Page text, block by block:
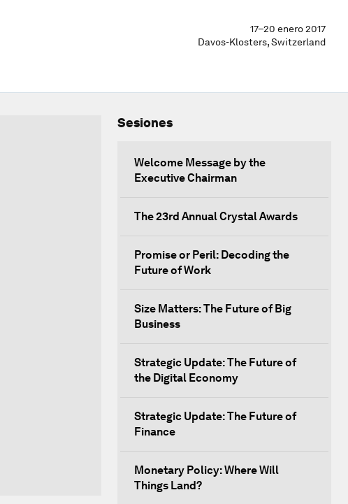
17–20 enero 2017
Davos-Klosters, Switzerland
Sesiones
Welcome Message by the
Executive Chairman
The 23rd Annual Crystal Awards
Promise or Peril: Decoding the
Future of Work
Size Matters: The Future of Big
Business
Strategic Update: The Future of
the Digital Economy
Strategic Update: The Future of
Finance
Monetary Policy: Where Will
Things Land?